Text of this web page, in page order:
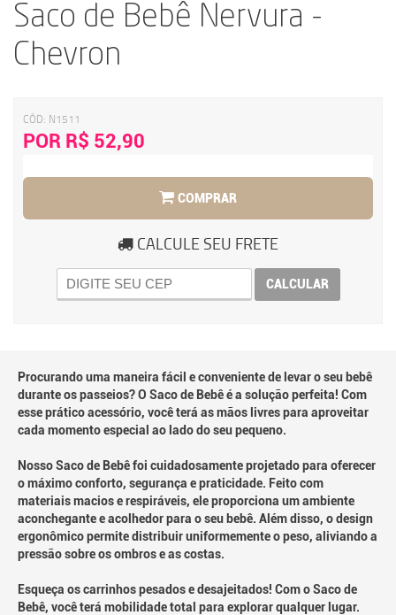
Saco de Bebê Nervura -
Chevron
CÓD: N1511
POR R$ 52,90
COMPRAR
CALCULE SEU FRETE
CALCULAR
Procurando uma maneira fácil e conveniente de levar o seu bebê
durante os passeios? O Saco de Bebê é a solução perfeita! Com
esse prático acessório, você terá as mãos livres para aproveitar
cada momento especial ao lado do seu pequeno.
Nosso Saco de Bebê foi cuidadosamente projetado para oferecer
o máximo conforto, segurança e praticidade. Feito com
materiais macios e respiráveis, ele proporciona um ambiente
aconchegante e acolhedor para o seu bebê. Além disso, o design
ergonômico permite distribuir uniformemente o peso, aliviando a
pressão sobre os ombros e as costas.
Esqueça os carrinhos pesados e desajeitados! Com o Saco de
Bebê, você terá mobilidade total para explorar qualquer lugar.